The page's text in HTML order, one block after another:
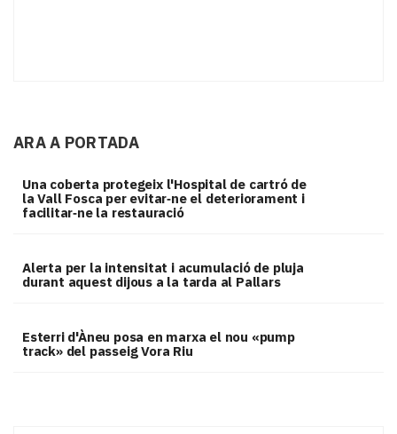
ARA A PORTADA
Una coberta protegeix l'Hospital de cartró de
la Vall Fosca per evitar‑ne el deteriorament i
facilitar‑ne la restauració
Alerta per la intensitat i acumulació de pluja
durant aquest dijous a la tarda al Pallars
Esterri d'Àneu posa en marxa el nou «pump
track» del passeig Vora Riu